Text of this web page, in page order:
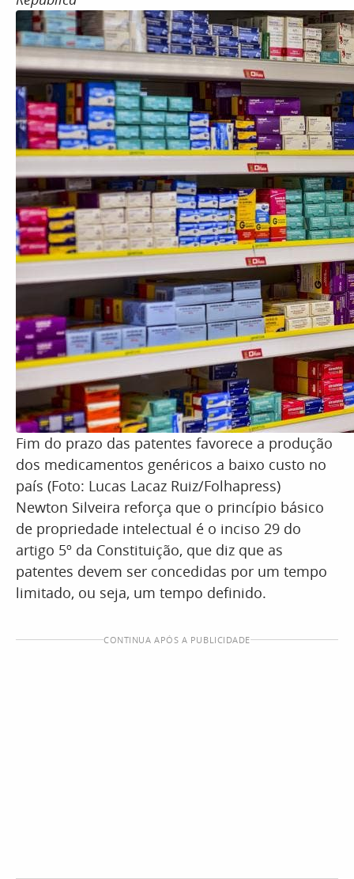
Fim do prazo das patentes favorece a produção
dos medicamentos genéricos a baixo custo no
país (Foto: Lucas Lacaz Ruiz/Folhapress)
Newton Silveira reforça que o princípio básico
de propriedade intelectual é o inciso 29 do
artigo 5º da Constituição, que diz que as
patentes devem ser concedidas por um tempo
limitado, ou seja, um tempo definido.
CONTINUA APÓS A PUBLICIDADE